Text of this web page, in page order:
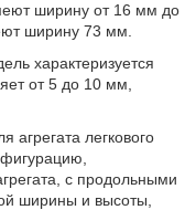
ширину от 16 мм до
ширину 73 мм.
характеризуется
от 5 до 10 мм,
агрегата легкового
с продольными
ширины и высоты,